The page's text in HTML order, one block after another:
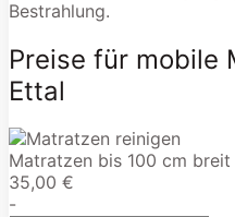
Bestrahlung.
Preise für mobile
Ettal
Matratzen bis 100 cm breit
35,00 €
-